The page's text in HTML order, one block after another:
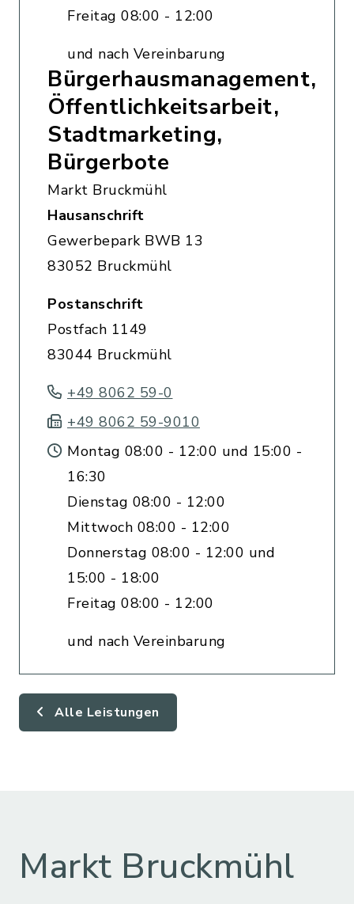
Freitag 08:00 - 12:00
und nach Vereinbarung
Bürgerhausmanagement,
Öffentlichkeitsarbeit,
Stadtmarketing,
Bürgerbote
Markt Bruckmühl
Hausanschrift
Gewerbepark BWB 13
83052 Bruckmühl
Postanschrift
Postfach 1149
83044 Bruckmühl
+49 8062 59-0
+49 8062 59-9010
Montag 08:00 - 12:00 und 15:00 -
16:30
Dienstag 08:00 - 12:00
Mittwoch 08:00 - 12:00
Donnerstag 08:00 - 12:00 und
15:00 - 18:00
Freitag 08:00 - 12:00
und nach Vereinbarung
Alle Leistungen
Markt Bruckmühl